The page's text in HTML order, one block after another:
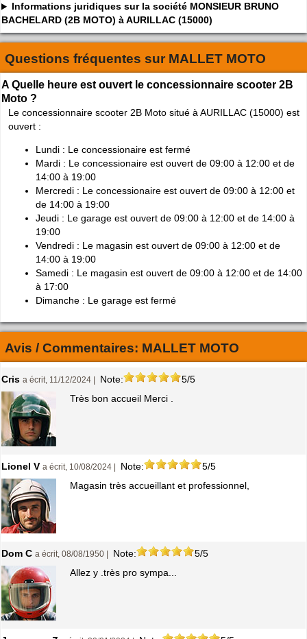
Informations juridiques sur la société MONSIEUR BRUNO
BACHELARD (2B MOTO) à AURILLAC (15000)
Questions fréquentes sur MALLET MOTO
A Quelle heure est ouvert le concessionnaire scooter 2B
Moto ?
Le concessionnaire scooter 2B Moto situé à AURILLAC (15000) est
ouvert :
Lundi : Le concessionaire est fermé
Mardi : Le concessionaire est ouvert de 09:00 à 12:00 et de
14:00 à 19:00
Mercredi : Le concessionaire est ouvert de 09:00 à 12:00 et
de 14:00 à 19:00
Jeudi : Le garage est ouvert de 09:00 à 12:00 et de 14:00 à
19:00
Vendredi : Le magasin est ouvert de 09:00 à 12:00 et de
14:00 à 19:00
Samedi : Le magasin est ouvert de 09:00 à 12:00 et de 14:00
à 17:00
Dimanche : Le garage est fermé
Avis / Commentaires: MALLET MOTO
Cris a écrit, 11/12/2024 | Note:
5/5
Très bon accueil Merci .
Lionel V a écrit, 10/08/2024 | Note:
5/5
Magasin très accueillant et professionnel,
Dom C a écrit, 08/08/1950 | Note:
5/5
Allez y .très pro sympa...